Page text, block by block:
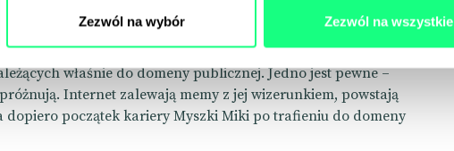
Zezwól na wybór Zezwól na wszystkie
zakrojonemu lobbingowi giganta rozrywki. Krytycy uznali
bo niektóre produkcje Disneya, np. „Mała Syrenka” to
właśnie do domeny publicznej. Jedno jest pewne –
Internet zalewają memy z jej wizerunkiem, powstają
dopiero początek kariery Myszki Miki po trafieniu do domeny